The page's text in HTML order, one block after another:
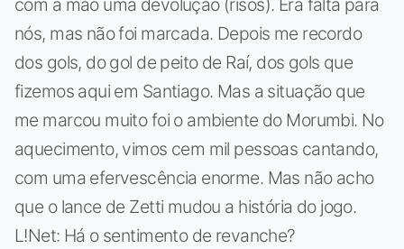
nós, mas não foi marcada. Depois me recordo
dos gols, do gol de peito de Raí, dos gols que
fizemos aqui em Santiago. Mas a situação que
me marcou muito foi o ambiente do Morumbi. No
aquecimento, vimos cem mil pessoas cantando,
com uma efervescência enorme. Mas não acho
que o lance de Zetti mudou a história do jogo.
L!Net: Há o sentimento de revanche?